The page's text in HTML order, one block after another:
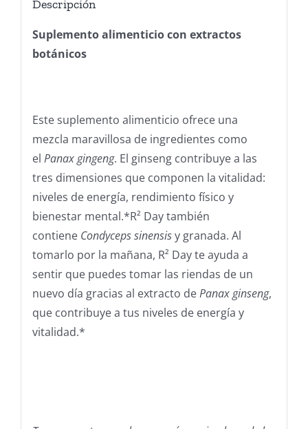
Descripción
Suplemento alimenticio con extractos
botánicos
Este suplemento alimenticio ofrece una
mezcla maravillosa de ingredientes como
el Panax gingeng. El ginseng contribuye a las
tres dimensiones que componen la vitalidad:
niveles de energía, rendimiento físico y
bienestar mental.*R² Day también
contiene Condyceps sinensisy granada. Al
tomarlo por la mañana, R² Day te ayuda a
sentir que puedes tomar las riendas de un
nuevo día gracias al extracto dePanax ginseng,
que contribuye a tus niveles de energía y
vitalidad.*